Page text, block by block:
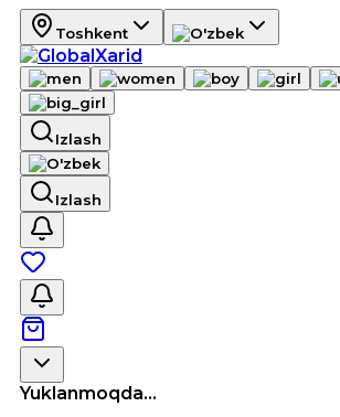
Toshkent
Izlash
Izlash
Yuklanmoqda...